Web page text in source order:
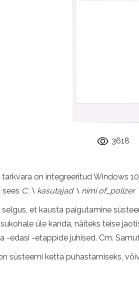
3618
on integreeritud Windows
C: \ kasutajad \ nimi of_polizer
selgus, et kausta paigutamine
üle kanda, näiteks teise
-edasi -etappide juhised. Cm.
süsteemi ketta puhastamiseks,